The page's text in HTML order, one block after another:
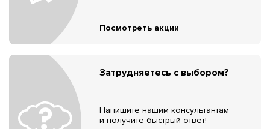
Посмотреть акции
Затрудняетесь с выбором?
Напишите нашим консультантам
и получите быстрый ответ!